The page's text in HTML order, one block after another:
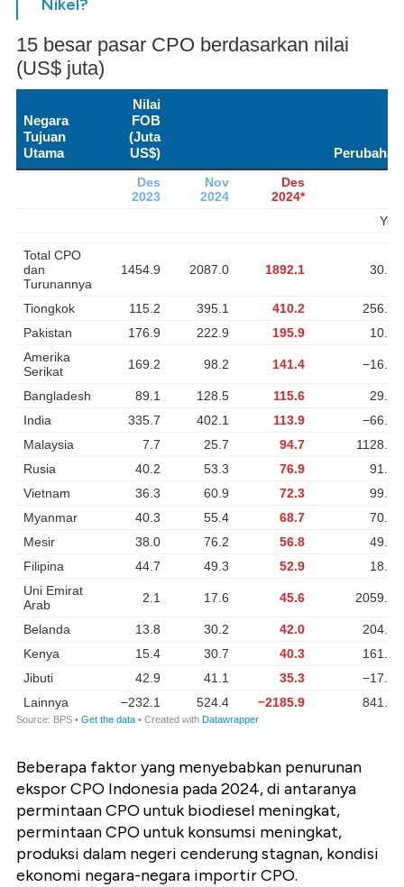
Nikel?
Beberapa faktor yang menyebabkan penurunan
ekspor CPO Indonesia pada 2024, di antaranya
permintaan CPO untuk biodiesel meningkat,
permintaan CPO untuk konsumsi meningkat,
produksi dalam negeri cenderung stagnan, kondisi
ekonomi negara-negara importir CPO.